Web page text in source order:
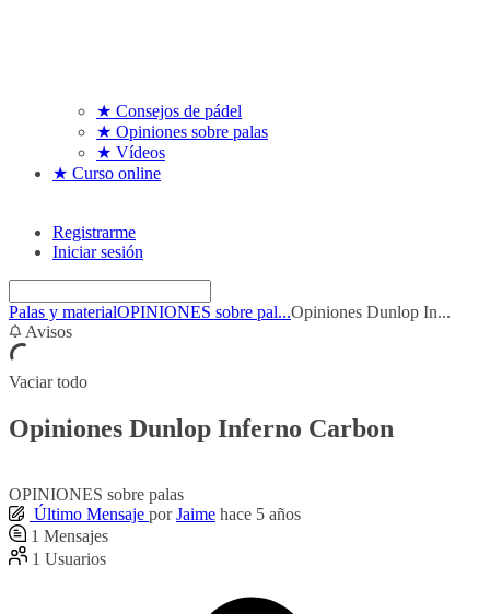
★ Consejos de pádel
★ Opiniones sobre palas
★ Vídeos
★ Curso online
Registrarme
Iniciar sesión
Palas y materialOPINIONES sobre pal...Opiniones Dunlop In...
Avisos
Vaciar todo
Opiniones Dunlop Inferno Carbon
OPINIONES sobre palas
Último Mensaje por Jaime hace 5 años
1 Mensajes
1 Usuarios